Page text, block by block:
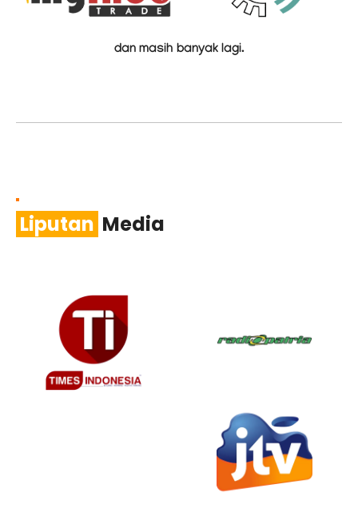
dan masih banyak lagi.
Liputan Media